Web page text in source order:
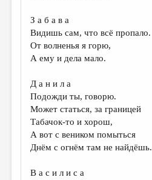
З а б а в а
Видишь сам, что всё пропало.
От волненья я горю,
А ему и дела мало.
Д а н и л а
Подожди ты, говорю.
Может статься, за границей
Табачок-то и хорош,
А вот с веником помыться
Днём с огнём там не найдёшь.
В а с и л и с а